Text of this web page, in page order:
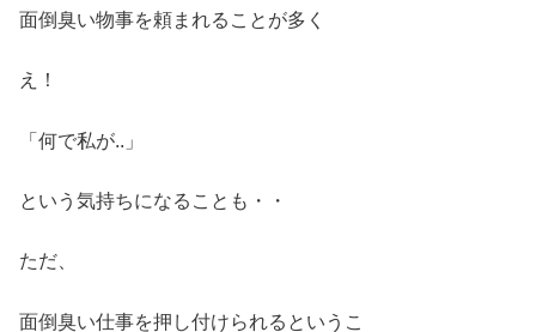
面倒臭い物事を頼まれることが多く
え！
「何で私が..」
という気持ちになることも・・
ただ、
面倒臭い仕事を押し付けられるというこ